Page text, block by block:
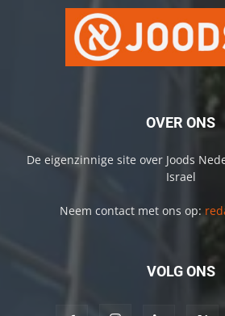
OVER ONS
De eigenzinnige site over Joods
Israel
Neem contact met ons op:
VOLG ONS